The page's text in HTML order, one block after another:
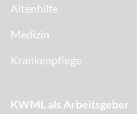
Altenhilfe
Medizin
Krankenpflege
KWML als Arbeitsgeber